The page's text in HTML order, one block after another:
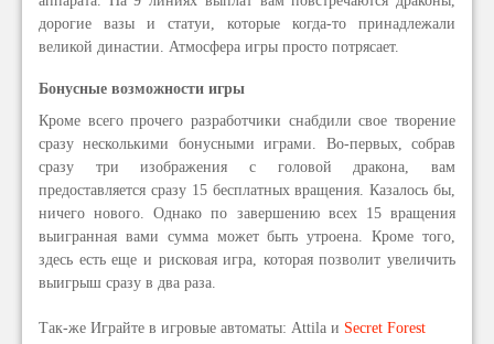
дорогие вазы и статуи, которые когда-то принадлежали
великой династии. Атмосфера игры просто потрясает.
Бонусные возможности игры
Кроме всего прочего разработчики снабдили свое творение
сразу несколькими бонусными играми. Во-первых, собрав
сразу три изображения с головой дракона, вам
предоставляется сразу 15 бесплатных вращения. Казалось бы,
ничего нового. Однако по завершению всех 15 вращения
выигранная вами сумма может быть утроена. Кроме того,
здесь есть еще и рисковая игра, которая позволит увеличить
выигрыш сразу в два раза.
Так-же Играйте в игровые автоматы: Attila и Secret Forest